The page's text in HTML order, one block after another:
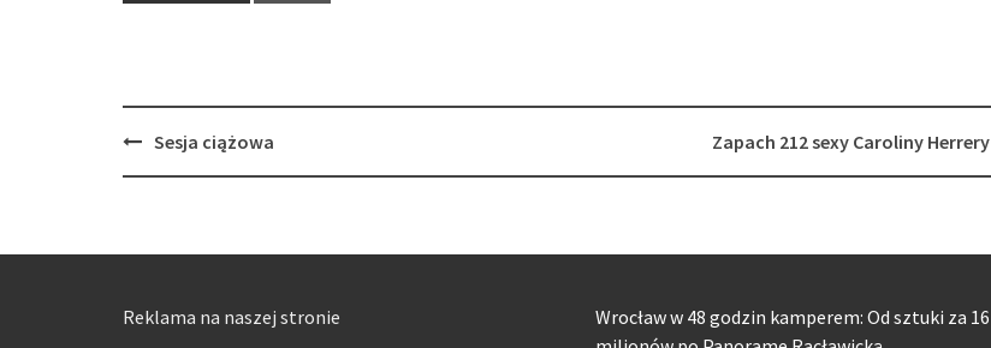
PostSesja ciążowa Zapach 212 sexy Caroliny Herrery
Reklama na naszej stronie
Wrocław w 48 godzin kamperem: Od sztuki za 16